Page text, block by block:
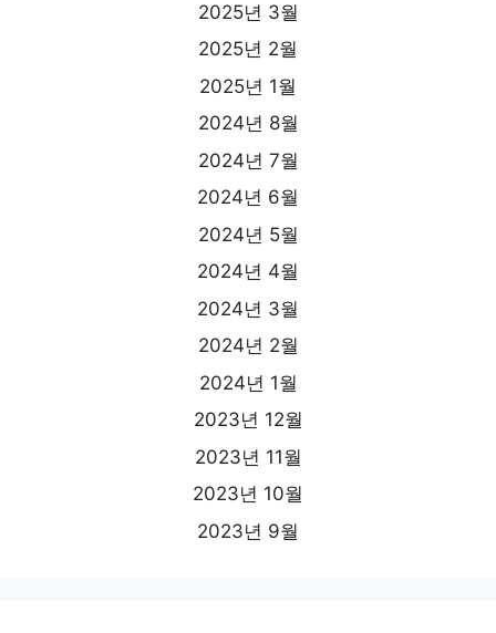
2025년 3월
2025년 2월
2025년 1월
2024년 8월
2024년 7월
2024년 6월
2024년 5월
2024년 4월
2024년 3월
2024년 2월
2024년 1월
2023년 12월
2023년 11월
2023년 10월
2023년 9월